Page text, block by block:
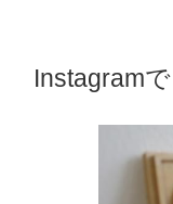
Instagram